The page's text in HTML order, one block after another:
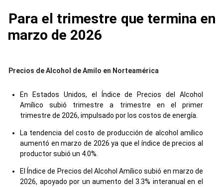
Para el trimestre que termina en
marzo de 2026
Precios de Alcohol de Amilo en Norteamérica
En Estados Unidos, el Índice de Precios del Alcohol
Amílico subió trimestre a trimestre en el primer
trimestre de 2026, impulsado por los costos de energía.
La tendencia del costo de producción de alcohol amílico
aumentó en marzo de 2026 ya que el índice de precios al
productor subió un 4.0%.
El Índice de Precios del Alcohol Amílico subió en marzo de
2026, apoyado por un aumento del 3.3% interanual en el